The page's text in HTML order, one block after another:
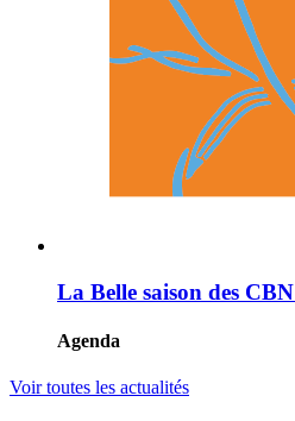
La Belle saison des
Agenda
Voir toutes les actualités